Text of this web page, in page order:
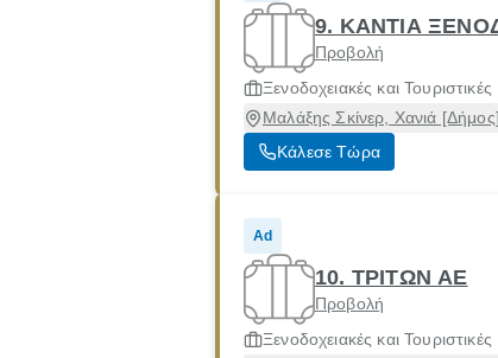
9. ΚΑΝΤΙΑ
Προβολή
Ξενοδοχειακές και Τουριστικές
Μαλάξης Σκίνερ, Χανιά
Κάλεσε Τώρα
Ad
10. ΤΡΙΤΩΝ ΑΕ
Προβολή
Ξενοδοχειακές και Τουριστικές